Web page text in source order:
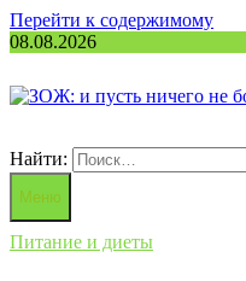
Перейти к содержимому
08.08.2026
Найти:
Меню
Питание и диеты